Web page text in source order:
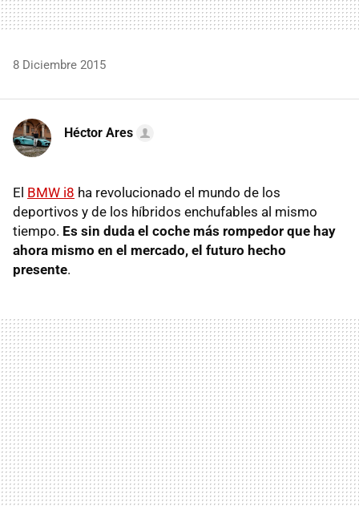
8 Diciembre 2015
Héctor Ares
El BMW i8 ha revolucionado el mundo de los
deportivos y de los híbridos enchufables al mismo
tiempo. Es sin duda el coche más rompedor que hay
ahora mismo en el mercado, el futuro hecho
presente.